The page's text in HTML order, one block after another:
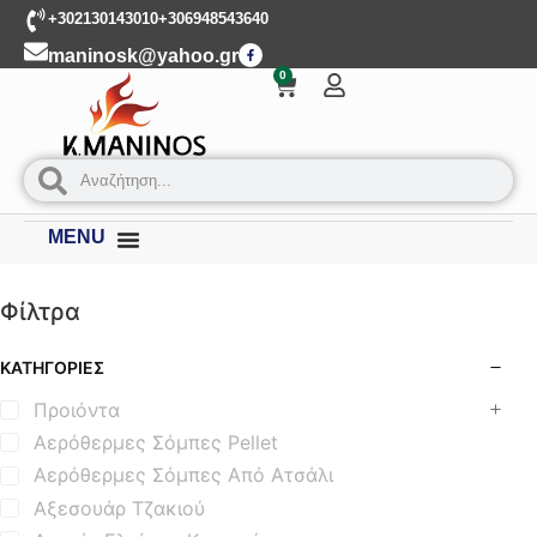
+302130143010+306948543640
maninosk@yahoo.gr
0
MENU
Φίλτρα
ΚΑΤΗΓΟΡΊΕΣ
Προιόντα
Αερόθερμες Σόμπες Pellet
Αερόθερμες Σόμπες Από Ατσάλι
Αξεσουάρ Τζακιού